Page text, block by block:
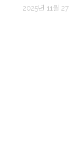
2025년 11월 27